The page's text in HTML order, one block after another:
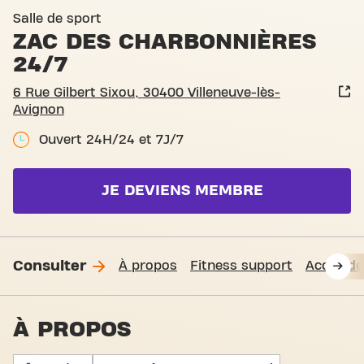
Salle de sport
ZAC DES CHARBONNIÈRES
24/7
6 Rue Gilbert Sixou, 30400 Villeneuve-lès-
Avignon
Ouvert 24H/24 et 7J/7
JE DEVIENS MEMBRE
Consulter À propos Fitness support Accès
À PROPOS